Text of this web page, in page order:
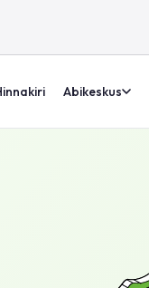
Abikeskus